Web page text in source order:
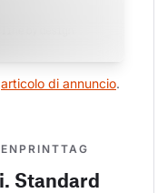
articolo di annuncio.
Standard